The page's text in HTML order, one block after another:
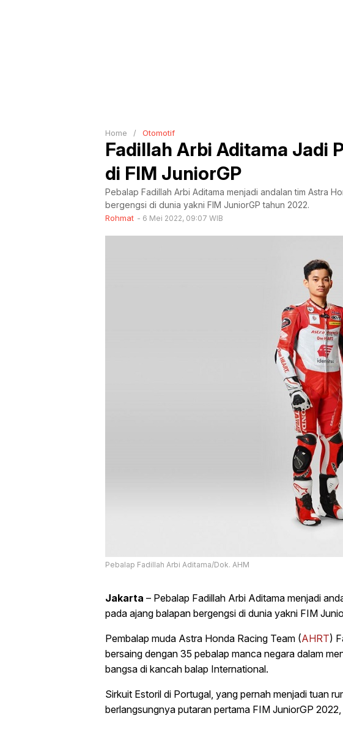
Home / Otomotif
Fadillah Arbi Aditama Jadi
di FIM JuniorGP
Pebalap Fadillah Arbi Aditama menjadi andalan tim Astra
bergengsi di dunia yakni FIM JuniorGP tahun 2022.
Rohmat 6 Mei 2022, 09:07 WIB
Pebalap Fadillah Arbi Aditama/Dok. AHM
Jakarta – Pebalap Fadillah Arbi Aditama menjadi
pada ajang balapan bergengsi di dunia yakni FIM
Pembalap muda Astra Honda Racing Team (AHRT)
bersaing dengan 35 pebalap manca negara dalam
bangsa di kancah balap International.
Sirkuit Estoril di Portugal, yang pernah menjadi tuan
berlangsungnya putaran pertama FIM JuniorGP